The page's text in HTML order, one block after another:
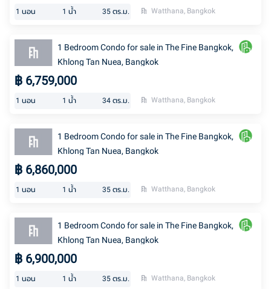
1 นอน 1 น้ำ 35 ตร.ม. Watthana, Bangkok
1 Bedroom Condo for sale in The Fine Bangkok,
Khlong Tan Nuea, Bangkok
฿ 6,759,000
1 นอน 1 น้ำ 34 ตร.ม. Watthana, Bangkok
1 Bedroom Condo for sale in The Fine Bangkok,
Khlong Tan Nuea, Bangkok
฿ 6,860,000
1 นอน 1 น้ำ 35 ตร.ม. Watthana, Bangkok
1 Bedroom Condo for sale in The Fine Bangkok,
Khlong Tan Nuea, Bangkok
฿ 6,900,000
1 นอน 1 น้ำ 35 ตร.ม. Watthana, Bangkok